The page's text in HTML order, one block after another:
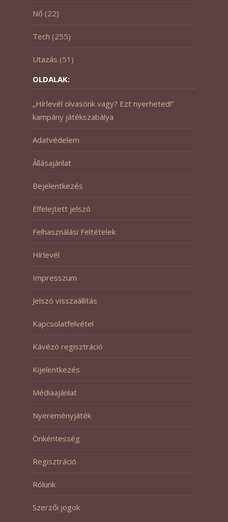
Nő (22)
Tech (255)
Utazás (51)
OLDALAK:
„Hírlevél olvasónk vagy? Ezt nyerheted!”
kampány játékszabálya
Adatvédelem
Állásajánlat
Bejelentkezés
Elfelejtett jelszó
Felhasználási Feltételek
Hírlevél
Impresszum
Jelszó visszaállítás
Kapcsolatfelvétel
Kávézó regisztráció
Kijelentkezés
Médiaajánlat
Nyereményjáték
Önkéntesség
Regisztráció
Rólunk
Szerzői jogok